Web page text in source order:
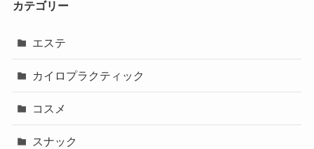
カテゴリー
エステ
カイロプラクティック
コスメ
スナック